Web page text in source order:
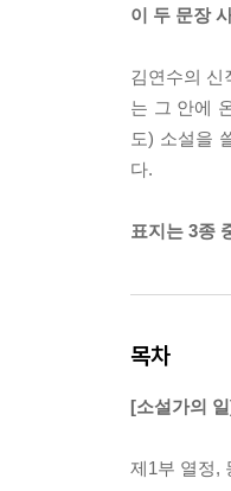
이 두 문장
김연수의 신
는 그 안에
도) 소설을
다.
표지는 3종
목차
[소설가의
제1부 열정,